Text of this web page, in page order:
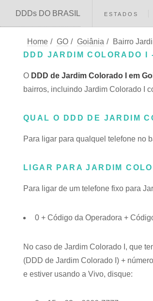
DDDs DO BRASIL ESTADOS
Home / GO / Goiânia /
Bairro
DDD JARDIM COLORADO I
O DDD de Jardim Colorado I em
bairros, incluindo Jardim Colorado I
QUAL O DDD DE JARDIM
Para ligar para qualquel telefone no
LIGAR PARA JARDIM
Para ligar de um telefone fixo para
0 + Código da Operadora +
No caso de Jardim Colorado I, que
(DDD de Jardim Colorado I) +
e estiver usando a Vivo, disque: